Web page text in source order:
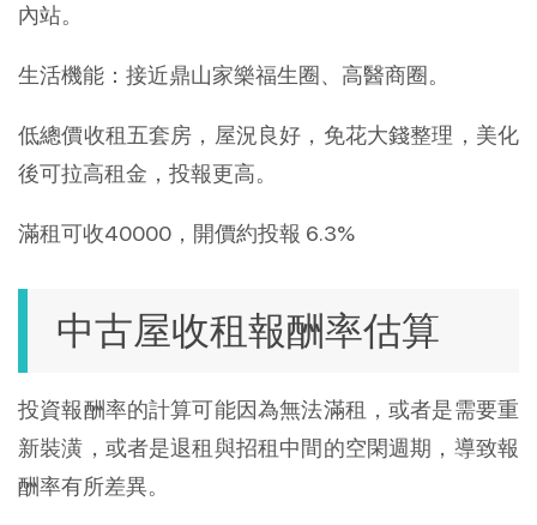
內站。
生活機能：接近鼎山家樂福生圈、高醫商圈。
低總價收租五套房，屋況良好，免花大錢整理，美化
後可拉高租金，投報更高。
滿租可收40000，開價約投報 6.3%
中古屋收租報酬率估算
投資報酬率的計算可能因為無法滿租，或者是需要重
新裝潢，或者是退租與招租中間的空閑週期，導致報
酬率有所差異。